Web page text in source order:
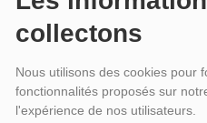
collectons
Nous utilisons des cookies pour
fonctionnalités proposés sur
l'expérience de nos utilisateurs.
05 SEPTEMBRE 2025 - 04:07 -